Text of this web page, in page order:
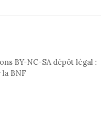
BY-NC-SA dépôt légal :
BNF